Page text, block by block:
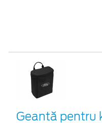
Geantă pentru